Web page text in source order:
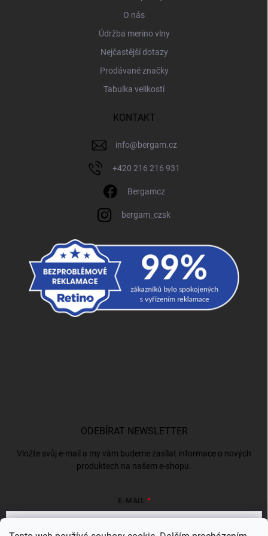
O nás
Údržba merino vlny
Nejčastější dotazy
Prodávané značky
Tabulka velikostí
KONTAKT
info@bergam.cz
+420 216 216 931
Bergamcz
bergam_czsk
ODEBÍRAT NEWSLETTER
Vložte svůj e-mail a my vám budeme zasílat informace o nových
produktech na našem e-shopu.
E-MAIL